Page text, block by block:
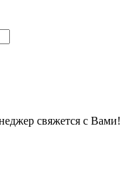
свяжется с Вами!